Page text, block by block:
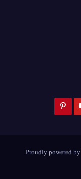
Proudly powered
.